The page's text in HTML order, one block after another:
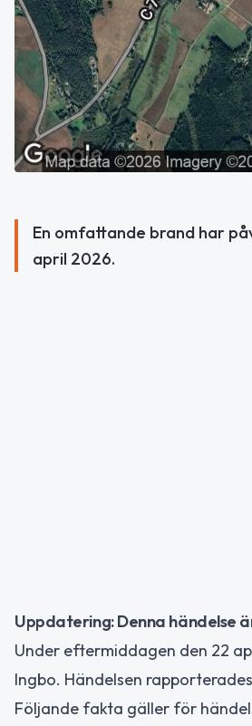
En omfattande brand har
april 2026.
Uppdatering: Denna händelse
Under eftermiddagen den 22
Ingbo. Händelsen
Följande fakta gäller för